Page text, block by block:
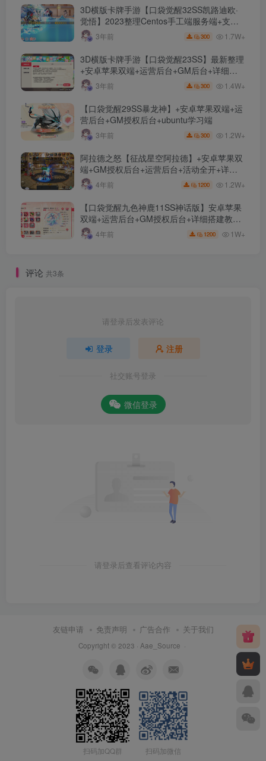
3D横版卡牌手游【口袋觉醒32SS凯路迪欧·
觉悟】2023整理Centos手工端服务端+支付
对接+安卓苹果双端+运营后台+GM授权后台
+代理后台
3年前 300 1.7W+
3D横版卡牌手游【口袋觉醒23SS】最新整理
+安卓苹果双端+运营后台+GM后台+详细搭
建教程3年前 300 1.4W+
【口袋觉醒29SS暴龙神】+安卓苹果双端+运
营后台+GM授权后台+ubuntu学习端
3年前 300 1.2W+
阿拉德之怒【征战星空阿拉德】+安卓苹果双
端+GM授权后台+运营后台+活动全开+详细
教程 4年前 1200 1.2W+
【口袋觉醒九色神鹿11SS神话版】安卓苹果
双端+运营后台+GM授权后台+详细搭建教
程。 4年前 1200 1W+
评论 共3条
请登录后发表评论
登录 注册
社交账号登录
微信登录
请登录后查看评论内容
友链申请 免责声明 广告合作 关于我们
Copyright © 2023 · Aae_Source ·
扫码加QQ群 扫码加微信